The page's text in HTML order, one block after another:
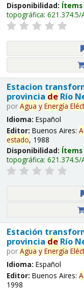
Disponibilidad:
topográfica: 621.374.5/
Estacion
provincia deRío
por Agua y Energía
Idioma: Español
Editor: Buenos Aires:
estado, 1988
Disponibilidad:
topográfica: 621.374.5/
Estación
provincia deRío
por Agua y Energía
Idioma: Español
Editor: Buenos Aires:
1998